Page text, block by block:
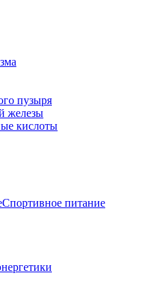
пузыря
железы
кислоты
Спортивное питание